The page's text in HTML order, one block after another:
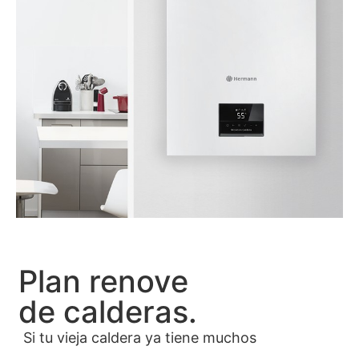
Plan renove
de calderas.
Si tu vieja caldera ya tiene muchos